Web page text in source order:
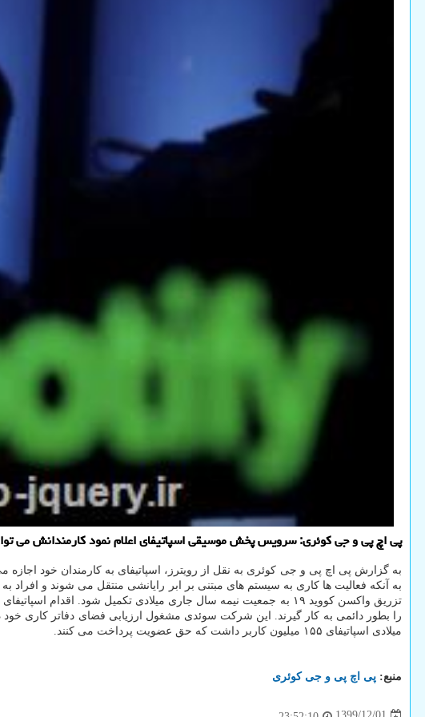
پی اچ پی و جی کوئری: سرویس پخش موسیقی اسپاتیفای اعلام نمود کارمندانش می
به گزارش پی اچ پی و جی کوئری به نقل از رویترز، اسپاتیفای به کارمندان خود
به آنکه فعالیت ها کاری به سیستم های مبتنی بر ابر رایانشی منتقل می شوند و
میلادی اسپاتیفای ۱۵۵ میلیون کاربر داشت که حق عضویت پرداخت می کنند.
منبع: پی اچ پی و جی كوئری